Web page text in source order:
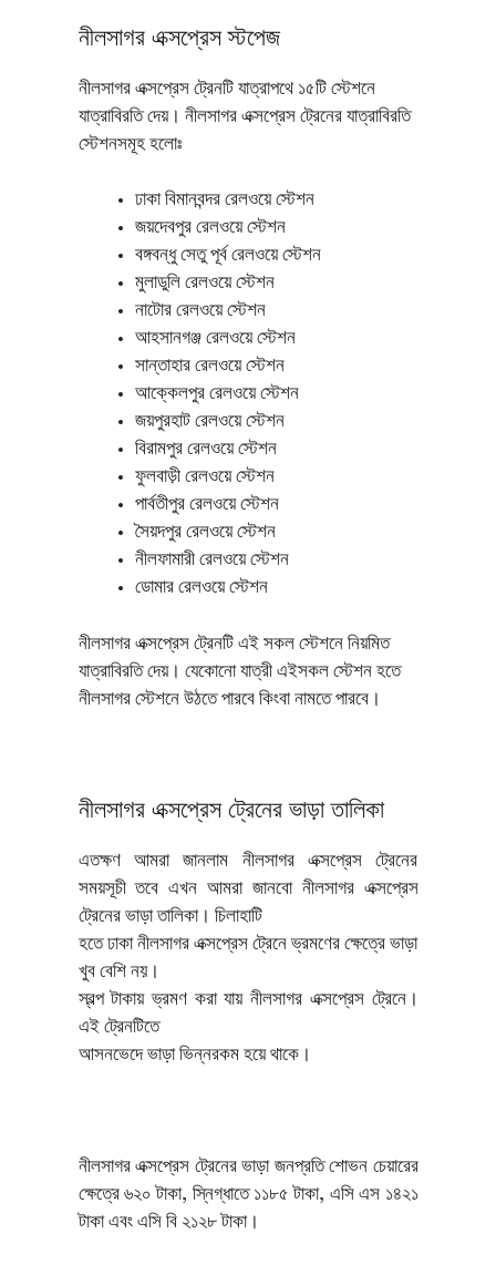
নীলসাগর এক্সপ্রেস স্টপেজ
নীলসাগর এক্সপ্রেস ট্রেনটি যাত্রাপথে ১৫টি স্টেশনে
যাত্রাবিরতি দেয়। নীলসাগর এক্সপ্রেস ট্রেনের যাত্রাবিরতি
স্টেশনসমূহ হলোঃ
ঢাকা বিমানবন্দর রেলওয়ে স্টেশন
জয়দেবপুর রেলওয়ে স্টেশন
বঙ্গবন্ধু সেতু পূর্ব রেলওয়ে স্টেশন
মুলাডুলি রেলওয়ে স্টেশন
নাটোর রেলওয়ে স্টেশন
আহসানগঞ্জ রেলওয়ে স্টেশন
সান্তাহার রেলওয়ে স্টেশন
আক্কেলপুর রেলওয়ে স্টেশন
জয়পুরহাট রেলওয়ে স্টেশন
বিরামপুর রেলওয়ে স্টেশন
ফুলবাড়ী রেলওয়ে স্টেশন
পার্বতীপুর রেলওয়ে স্টেশন
সৈয়দপুর রেলওয়ে স্টেশন
নীলফামারী রেলওয়ে স্টেশন
ডোমার রেলওয়ে স্টেশন
নীলসাগর এক্সপ্রেস ট্রেনটি এই সকল স্টেশনে নিয়মিত
যাত্রাবিরতি দেয়। যেকোনো যাত্রী এইসকল স্টেশন হতে
নীলসাগর স্টেশনে উঠতে পারবে কিংবা নামতে পারবে।
নীলসাগর এক্সপ্রেস ট্রেনের ভাড়া তালিকা
এতক্ষণ আমরা জানলাম নীলসাগর এক্সপ্রেস ট্রেনের
সময়সূচী তবে এখন আমরা জানবো নীলসাগর এক্সপ্রেস
ট্রেনের ভাড়া তালিকা। চিলাহাটি
হতে ঢাকা নীলসাগর এক্সপ্রেস ট্রেনে ভ্রমণের ক্ষেত্রে ভাড়া
খুব বেশি নয়।
স্বল্প টাকায় ভ্রমণ করা যায় নীলসাগর এক্সপ্রেস ট্রেনে।
এই ট্রেনটিতে
আসনভেদে ভাড়া ভিন্নরকম হয়ে থাকে।
নীলসাগর এক্সপ্রেস ট্রেনের ভাড়া জনপ্রতি শোভন চেয়ারের
ক্ষেত্রে ৬২০ টাকা, স্নিগ্ধাতে ১১৮৫ টাকা, এসি এস ১৪২১
টাকা এবং এসি বি ২১২৮ টাকা।